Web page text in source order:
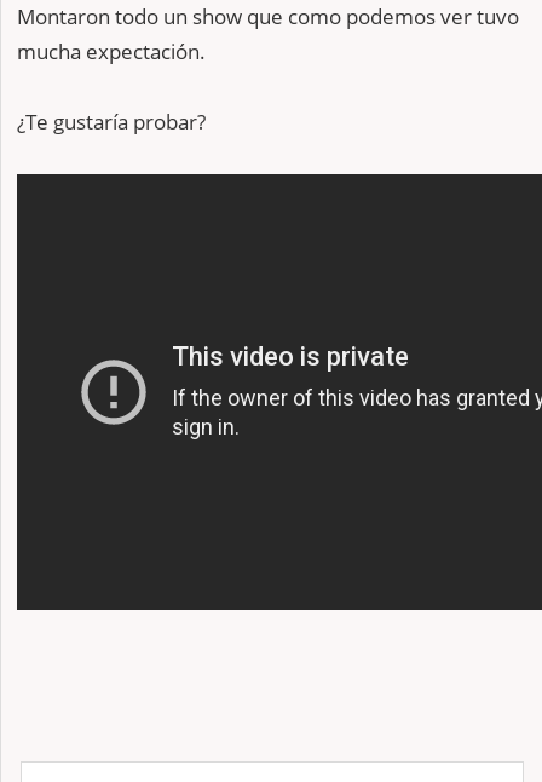
Montaron todo un show que como podemos ver tuvo
mucha expectación.
¿Te gustaría probar?